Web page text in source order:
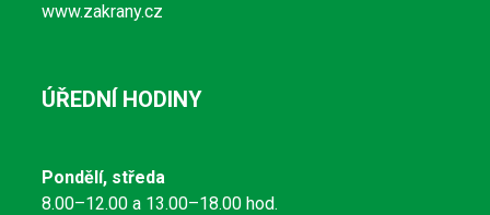
www.zakrany.cz
ÚŘEDNÍ HODINY
Pondělí, středa
8.00–12.00 a 13.00–18.00 hod.